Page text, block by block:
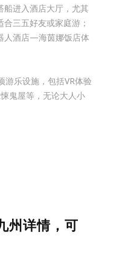
船进入酒店大厅，尤其
三五好友或家庭游；
人酒店—海茵娜饭店体
游乐设施，包括VR体验
鬼屋等，无论大人小
州详情，可